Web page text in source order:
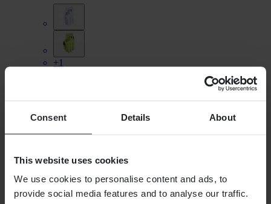
Consent Details About
This website uses cookies
We use cookies to personalise content and ads, to
provide social media features and to analyse our traffic.
+1